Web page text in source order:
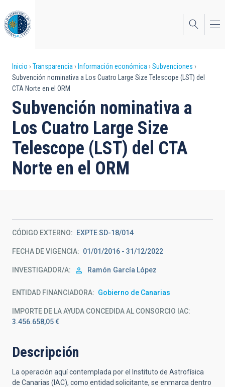
al
contenido
principal
Sobrescribir
enlaces
de
ayuda
a
la
navegación
Inicio Transparencia Información económica
Subvenciones
Subvención nominativa a Los Cuatro Large Size Telescope (LST) del
CTA Norte en el ORM
Subvención nominativa a
Los Cuatro Large Size
Telescope (LST) del CTA
Norte en el ORM
CÓDIGO EXTERNO EXPTE SD-18/014
FECHA DE VIGENCIA 01/01/2016 - 31/12/2022
INVESTIGADOR/A Ramón García López
ENTIDAD FINANCIADORA Gobierno de Canarias
IMPORTE DE LA AYUDA CONCEDIDA AL CONSORCIO IAC
3.456.658,05 €
Descripción
La operación aquí contemplada por el Instituto de Astrofísica
de Canarias (IAC), como entidad solicitante, se enmarca dentro